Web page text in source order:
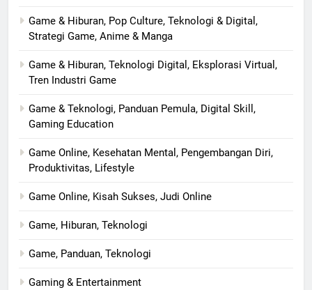
Game & Hiburan, Pop Culture, Teknologi & Digital,
Strategi Game, Anime & Manga
Game & Hiburan, Teknologi Digital, Eksplorasi Virtual,
Tren Industri Game
Game & Teknologi, Panduan Pemula, Digital Skill,
Gaming Education
Game Online, Kesehatan Mental, Pengembangan Diri,
Produktivitas, Lifestyle
Game Online, Kisah Sukses, Judi Online
Game, Hiburan, Teknologi
Game, Panduan, Teknologi
Gaming & Entertainment